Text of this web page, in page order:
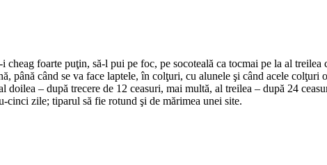
foarte puţin, să-l pui pe foc, pe socoteală ca tocmai pe la al treilea
până când se va face laptele, în colţuri, cu alunele şi când acele
– după trecere de 12 ceasuri, mai multă, al treilea – după 24
cinci zile; tiparul să fie rotund şi de mărimea unei site.